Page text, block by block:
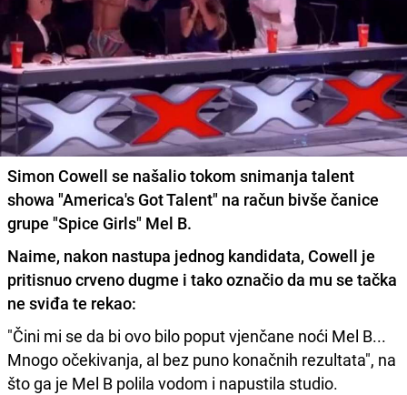
Simon Cowell se našalio tokom snimanja talent
showa "America's Got Talent" na račun bivše čanice
grupe "Spice Girls" Mel B.
Naime, nakon nastupa jednog kandidata, Cowell je
pritisnuo crveno dugme i tako označio da mu se tačka
ne sviđa te rekao:
"Čini mi se da bi ovo bilo poput vjenčane noći Mel B...
Mnogo očekivanja, al bez puno konačnih rezultata", na
što ga je Mel B polila vodom i napustila studio.